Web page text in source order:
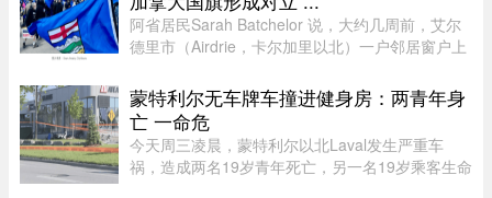
阿省居民Sarah Batchelor 说，大约几周前，艾尔
德里市（Airdrie，卡尔加里以北）一户邻居窗户上
从那时起一切开始发生变化。49 岁的音乐教师
Batchelor 在阿省生活了大 ...
蒙特利尔无车牌车撞进健身房：两青年身
亡 一命危
今天周三凌晨，蒙特利尔以北Laval发生严重车
祸，造成两名19岁青年死亡，另一名19岁乘客生命